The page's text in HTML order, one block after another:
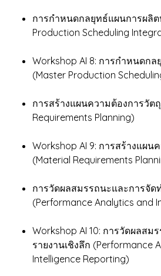
การกำหนดกลยุทธ์แผนการผลิ
Production Scheduling
Workshop AI 8: การกำหนดก
(Master Production
การสร้างแผนความต้องการวัต
Requirements Planning)
Workshop AI 9: การสร้างแผน
(Material Requirements
การวัดผลสมรรถนะและการจัด
(Performance Analytics and
Workshop AI 10: การวัดผลสม
รายงานเชิงลึก (Performance
Intelligence Reporting)